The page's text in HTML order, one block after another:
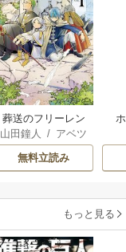
葬送のフリーレン
山田鐘人 / アベツ
カサ
無料立読み
もっと見る